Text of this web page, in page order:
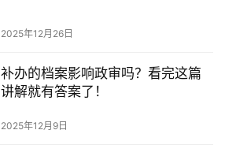
2025年12月26日
补办的档案影响政审吗？看完这篇
讲解就有答案了！
2025年12月9日